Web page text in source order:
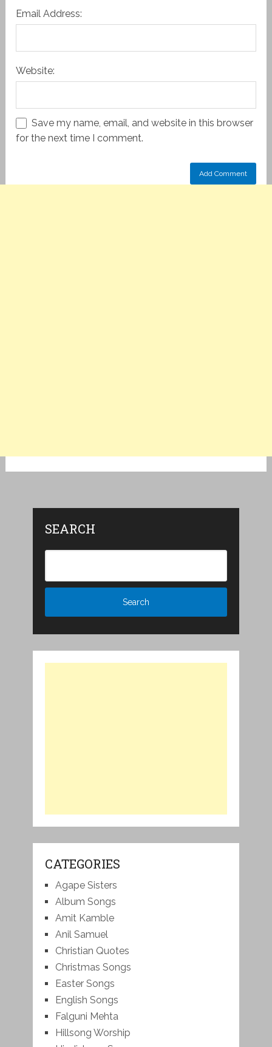
Email Address:
Website:
Save my name, email, and website in this browser
for the next time I comment.
SEARCH
CATEGORIES
Agape Sisters
Album Songs
Amit Kamble
Anil Samuel
Christian Quotes
Christmas Songs
Easter Songs
English Songs
Falguni Mehta
Hillsong Worship